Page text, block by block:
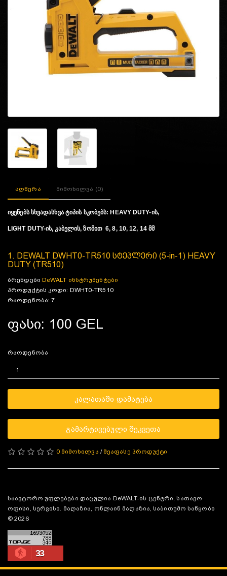
აღწერა მიმოხილვა (0)
იყენებს სხვადასხვა ტიპის სკობებს: HEAVY DUTY-ის,
LIGHT DUTY-ის, კაბელის, ზომით6, 8, 10, 12, 14 მმ
1. DEWALT DWHT0-TR510 სტეპლერი (5-in-1) HEAVY
DUTY (TR510)
ბრენდები DeWALT ინსტრუმენტები
პროდუქტის კოდი: DWHT0-TR510
რაოდენობა: 7
ფასი: 100 GEL
რაოდენობა
ᲙᲐᲚᲐᲗᲐᲨᲘ ᲓᲐᲛᲐᲢᲔᲑᲐ
ᲒᲐᲛᲐᲠᲢᲘᲕᲔᲑᲣᲚᲘ ᲨᲔᲙᲕᲔᲗᲐ
0 მიმოხილვა / შეაფასე პროდუქტი
საავტორო უფლებები დაცულია DeWALT-ის ცენტრი, სათავო
ოფისი, სერვისი. მაღაზია, ონლაინ მაღაზია, საბითუმო საწყობი
© 2026
33